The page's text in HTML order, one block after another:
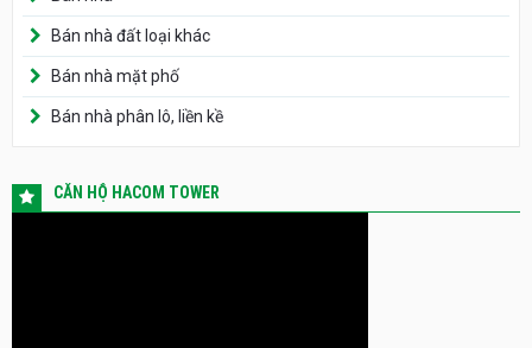
Bán nhà đất loại khác
Bán nhà mặt phố
Bán nhà phân lô, liền kề
CĂN HỘ HACOM TOWER